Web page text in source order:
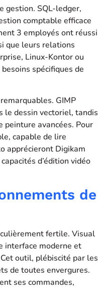
gestion. SQL-ledger,
comptable efficace
3 employés ont réussi
que leurs relations
Linux-Kontor ou
spécifiques de
GIMP
le dessin vectoriel, tandis
peinture avancées. Pour
capable de lire
apprécieront Digikam
d’édition vidéo
de
fertile. Visual
interface moderne et
outil, plébiscité par les
de toutes envergures.
ses commandes,